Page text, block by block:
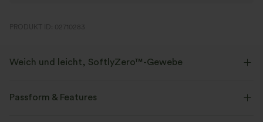
PRODUKT ID: 02710283
Weich und leicht, SoftlyZero™-Gewebe
so, als ob du nichts tragen würdest.
Passform & Features